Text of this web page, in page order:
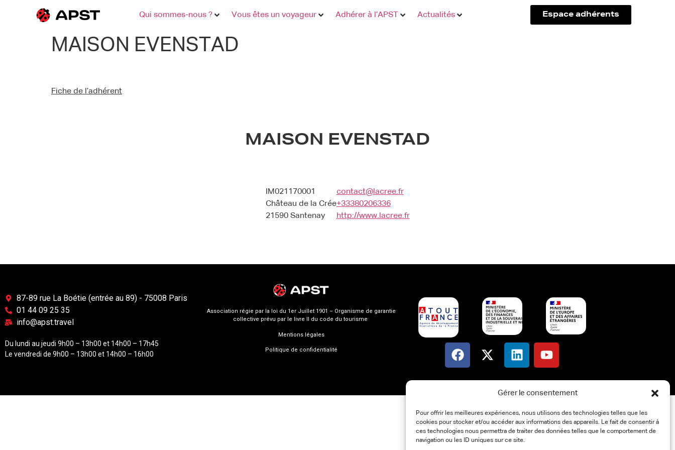
Gérer le consentement
Pour offrir les meilleures expériences, nous utilisons des technologies telles que les
cookies pour stocker et/ou accéder aux informations des appareils. Le fait de consentir à
ces technologies nous permettra de traiter des données telles que le comportement de
navigation ou les ID uniques sur ce site.
Qui sommes-nous ? Vous êtes un voyageur Adhérer à l’APST Actualités Espace adhérents
MAISON EVENSTAD
Fiche de l’adhérent
MAISON EVENSTAD
IM021170001
Château de la Crée
21590 Santenay
contact@lacree.fr
+33380206336
http://www.lacree.fr
87-89 rue La Boétie (entrée au 89) - 75008 Paris
01 44 09 25 35
info@apst.travel
Du lundi au jeudi 9h00 – 13h00 et 14h00 – 17h45
Le vendredi de 9h00 – 13h00 et 14h00 – 16h00
Association régie par la loi du 1er Juillet 1901 – Organisme de garantie
collective prévu par le livre II du code du tourisme
Mentions légales
Politique de confidentialité